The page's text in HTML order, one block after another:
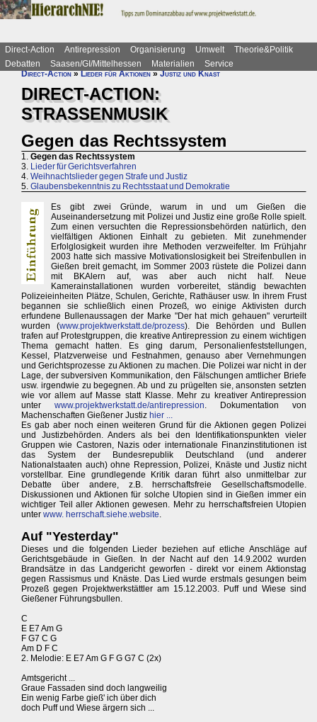
Direct-Action Antirepression Organisierung Umwelt
Theorie&Politik
Debatten
Saasen/GI/Mittelhessen Materialien
Service
Direct-Action»Lieder für Aktionen»Justiz und Knast
DIRECT-ACTION:
STRASSENMUSIK
Gegen das Rechtssystem
1. Gegen das Rechtssystem
3. Lieder für Gerichtsverfahren
4. Weihnachtslieder gegen Strafe und Justiz
5. Glaubensbekenntnis zu Rechtsstaat und Demokratie
Es gibt zwei Gründe, warum in und um Gießen die
Auseinandersetzung mit Polizei und Justiz eine große Rolle spielt.
Zum einen versuchten die Repressionsbehörden natürlich, den
vielfältigen Aktionen Einhalt zu gebieten. Mit zunehmender
Erfolglosigkeit wurden ihre Methoden verzweifelter. Im Frühjahr
2003 hatte sich massive Motivationslosigkeit bei Streifenbullen in
Gießen breit gemacht, im Sommer 2003 rüstete die Polizei dann
mit BKAlern auf, was aber auch nicht half. Neue
Kamerainstallationen wurden vorbereitet, ständig bewachten
Polizeieinheiten Plätze, Schulen, Gerichte, Rathäuser usw. In ihrem Frust
begannen sie schließlich einen Prozeß, wo einige Aktivisten durch
erfundene Bullenaussagen der Marke "Der hat mich gehauen" verurteilt
wurden (www.projektwerkstatt.de/prozess). Die Behörden und Bullen
trafen auf Protestgruppen, die kreative Antirepression zu einem wichtigen
Thema gemacht hatten. Es ging darum, Personalienfeststellungen,
Kessel, Platzverweise und Festnahmen, genauso aber Vernehmungen
und Gerichtsprozesse zu Aktionen zu machen. Die Polizei war nicht in der
Lage, der subversiven Kommunikation, den Fälschungen amtlicher Briefe
usw. irgendwie zu begegnen. Ab und zu prügelten sie, ansonsten setzten
wie vor allem auf Masse statt Klasse. Mehr zu kreativer Antirepression
unterwww.projektwerkstatt.de/antirepression. Dokumentation von
Machenschaften Gießener Justiz hier ...
Es gab aber noch einen weiteren Grund für die Aktionen gegen Polizei
und Justizbehörden. Anders als bei den Identifikationspunkten vieler
Gruppen wie Castoren, Nazis oder internationale Finanzinstitutionen ist
das System der Bundesrepublik Deutschland (und anderer
Nationalstaaten auch) ohne Repression, Polizei, Knäste und Justiz nicht
vorstellbar. Eine grundlegende Kritik daran führt also unmittelbar zur
Debatte über andere, z.B. herrschaftsfreie Gesellschaftsmodelle.
Diskussionen und Aktionen für solche Utopien sind in Gießen immer ein
wichtiger Teil aller Aktionen gewesen. Mehr zu herrschaftsfreien Utopien
unter www. herrschaft.siehe.website.
Auf "Yesterday"
Dieses und die folgenden Lieder beziehen auf etliche Anschläge auf
Gerichtsgebäude in Gießen. In der Nacht auf den 14.9.2002 wurden
Brandsätze in das Landgericht geworfen - direkt vor einem Aktionstag
gegen Rassismus und Knäste. Das Lied wurde erstmals gesungen beim
Prozeß gegen Projektwerkstättler am 15.12.2003. Puff und Wiese sind
Gießener Führungsbullen.
C
E E7 Am G
F G7 C G
Am D F C
2. Melodie: E E7 Am G F G G7 C (2x)
Amtsgericht ...
Graue Fassaden sind doch langweilig
Ein wenig Farbe gieß' ich über dich
doch Puff und Wiese ärgern sich ...